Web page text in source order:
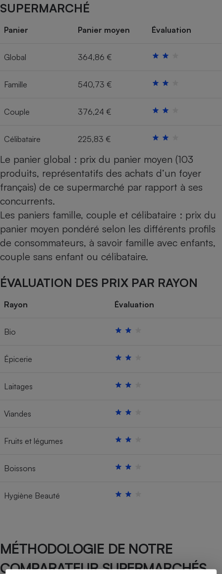
SUPERMARCHÉ
Panier Panier moyen Évaluation
Global 364,86 €
Famille 540,73 €
Couple 376,24 €
Célibataire 225,83 €
Le panier global : prix du panier moyen (103
produits, représentatifs des achats d’un foyer
français) de ce supermarché par rapport à ses
concurrents.
Les paniers famille, couple et célibataire : prix du
panier moyen pondéré selon les différents profils
de consommateurs, à savoir famille avec enfants,
couple sans enfant ou célibataire.
ÉVALUATION DES PRIX PAR RAYON
Rayon Évaluation
Bio
Épicerie
Laitages
Viandes
Fruits et légumes
Boissons
Hygiène Beauté
MÉTHODOLOGIE DE NOTRE
COMPARATEUR SUPERMARCHÉS